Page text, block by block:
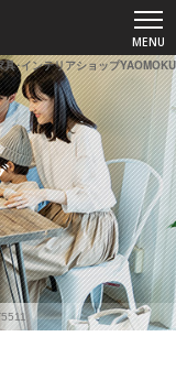
･インテリアショップYAOMOKU